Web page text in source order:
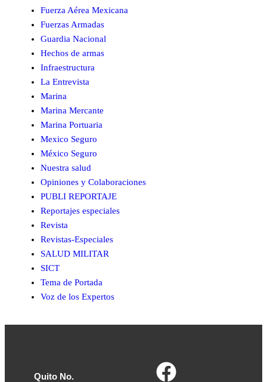
Fuerza Aérea Mexicana
Fuerzas Armadas
Guardia Nacional
Hechos de armas
Infraestructura
La Entrevista
Marina
Marina Mercante
Marina Portuaria
Mexico Seguro
México Seguro
Nuestra salud
Opiniones y Colaboraciones
PUBLI REPORTAJE
Reportajes especiales
Revista
Revistas-Especiales
SALUD MILITAR
SICT
Tema de Portada
Voz de los Expertos
Quito No.
Home